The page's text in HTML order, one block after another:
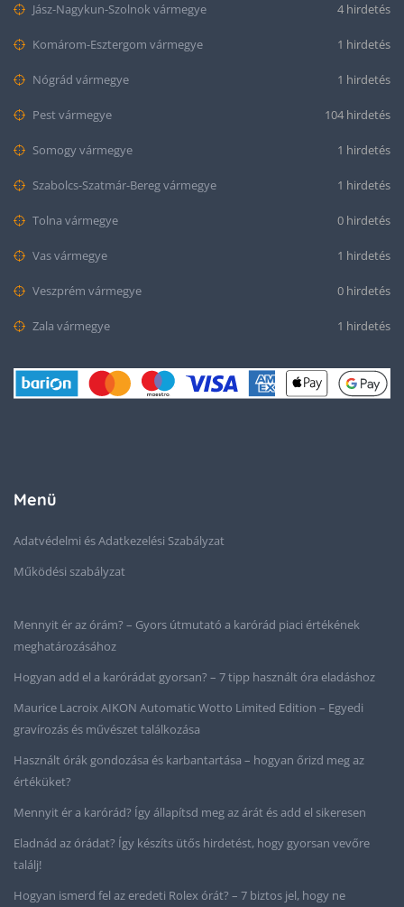
Jász-Nagykun-Szolnok vármegye 4 hirdetés
Komárom-Esztergom vármegye 1 hirdetés
Nógrád vármegye 1 hirdetés
Pest vármegye 104 hirdetés
Somogy vármegye 1 hirdetés
Szabolcs-Szatmár-Bereg vármegye 1 hirdetés
Tolna vármegye 0 hirdetés
Vas vármegye 1 hirdetés
Veszprém vármegye 0 hirdetés
Zala vármegye 1 hirdetés
Menü
Adatvédelmi és Adatkezelési Szabályzat
Működési szabályzat
Mennyit ér az órám? – Gyors útmutató a karórád piaci értékének
meghatározásához
Hogyan add el a karórádat gyorsan? – 7 tipp használt óra eladáshoz
Maurice Lacroix AIKON Automatic Wotto Limited Edition – Egyedi
gravírozás és művészet találkozása
Használt órák gondozása és karbantartása – hogyan őrizd meg az
értéküket?
Mennyit ér a karórád? Így állapítsd meg az árát és add el sikeresen
Eladnád az órádat? Így készíts ütős hirdetést, hogy gyorsan vevőre
találj!
Hogyan ismerd fel az eredeti Rolex órát? – 7 biztos jel, hogy ne